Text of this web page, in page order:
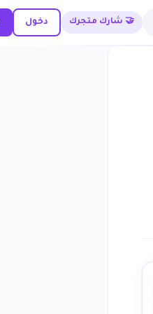
🤝 شارك متجرك دخول